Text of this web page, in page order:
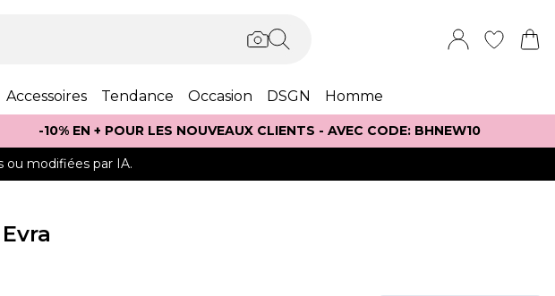
Accessoires Tendance Occasion DSGN Homme
-10% EN + POUR LES NOUVEAUX CLIENTS - AVEC CODE: BHNEW10
ou modifiées par IA.